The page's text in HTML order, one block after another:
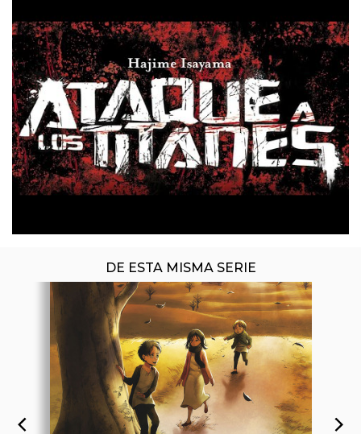
DE ESTA MISMA SERIE
ÚLTIMO NÚMERO PUBLICADO